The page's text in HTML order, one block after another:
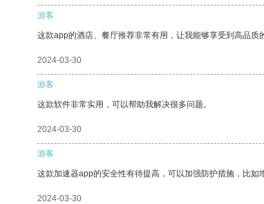
游客
这款app的酒店、餐厅推荐非常有用，让我能够享受到高品质
2024-03-30
游客
这款软件非常实用，可以帮助我解决很多问题。
2024-03-30
游客
这款加速器app的安全性有待提高，可以加强防护措施，比如
2024-03-30